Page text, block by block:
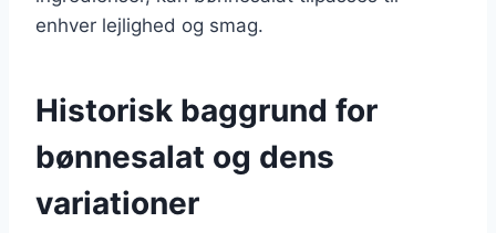
enhver lejlighed og smag.
Historisk baggrund for
bønnesalat og dens
variationer